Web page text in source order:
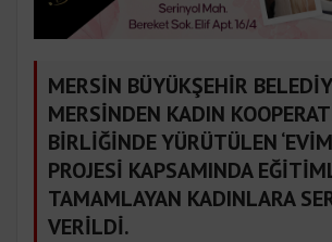
MERSİN BÜYÜKŞEHİR
MERSİNDEN KADIN
BİRLİĞİNDE YÜRÜTÜLEN
PROJESİ KAPSAMINDA
TAMAMLAYAN KADINLARA
VERİLDİ.